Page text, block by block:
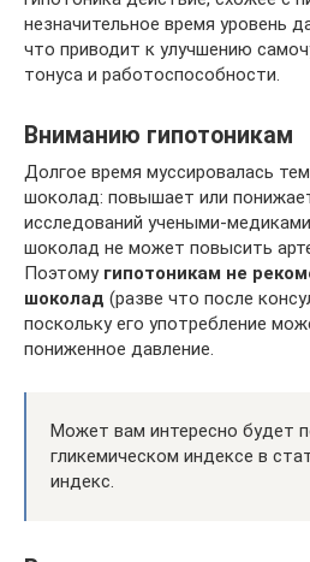
незначительное время уровень
что приводит к улучшению
тонуса и работоспособности.
Вниманию гипотоникам
Долгое время муссировалась
шоколад: повышает или
исследований учеными-
шоколад не может повысить
Поэтому гипотоникам не
шоколад (разве что после
поскольку его употребление
пониженное давление.
Может вам интересно будет
гликемическом индексе в
индекс.